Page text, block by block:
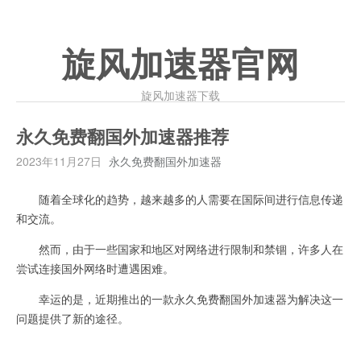
旋风加速器官网
旋风加速器下载
永久免费翻国外加速器推荐
2023年11月27日 永久免费翻国外加速器
随着全球化的趋势，越来越多的人需要在国际间进行信息传递
和交流。
然而，由于一些国家和地区对网络进行限制和禁锢，许多人在
尝试连接国外网络时遭遇困难。
幸运的是，近期推出的一款永久免费翻国外加速器为解决这一
问题提供了新的途径。